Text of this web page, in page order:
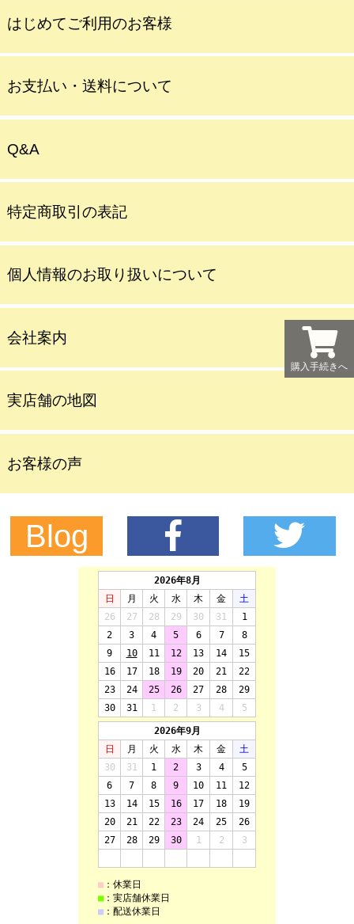
はじめてご利用のお客様
お支払い・送料について
Q&A
特定商取引の表記
個人情報のお取り扱いについて
会社案内
実店舗の地図
お客様の声
Blog
購入手続きへ